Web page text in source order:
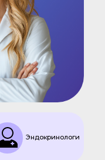
Эндокринологи